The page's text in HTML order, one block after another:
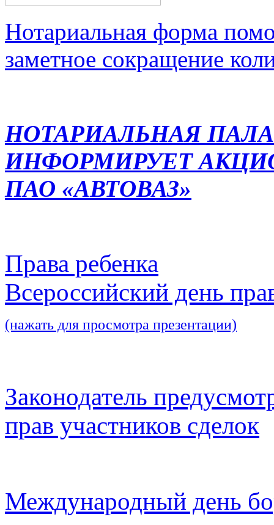
Нотариальная форма
заметное сокращение
НОТАРИАЛЬНАЯ
ИНФОРМИРУЕТ
ПАО «АВТОВАЗ»
Права ребенка
Всероссийский день
(нажать для просмотра презентации)
Законодатель
прав участников сделок
Международный день